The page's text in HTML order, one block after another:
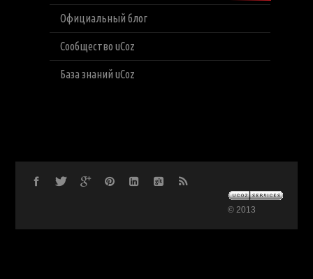
Официальный блог
Сообщество uCoz
База знаний uCoz
© 2013